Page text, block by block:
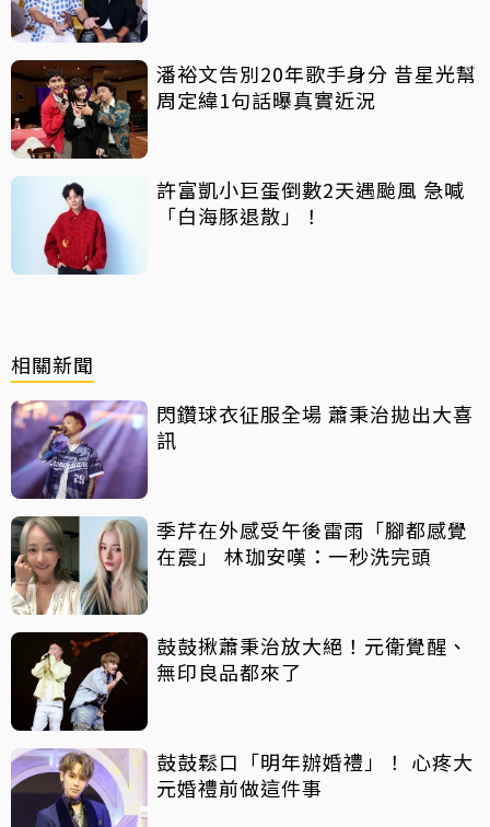
潘裕文告別20年歌手身分 昔星光幫
周定緯1句話曝真實近況
許富凱小巨蛋倒數2天遇颱風 急喊
「白海豚退散」！
相關新聞
閃鑽球衣征服全場 蕭秉治拋出大喜
訊
季芹在外感受午後雷雨「腳都感覺
在震」 林珈安嘆：一秒洗完頭
鼓鼓揪蕭秉治放大絕！元衛覺醒、
無印良品都來了
鼓鼓鬆口「明年辦婚禮」！ 心疼大
元婚禮前做這件事